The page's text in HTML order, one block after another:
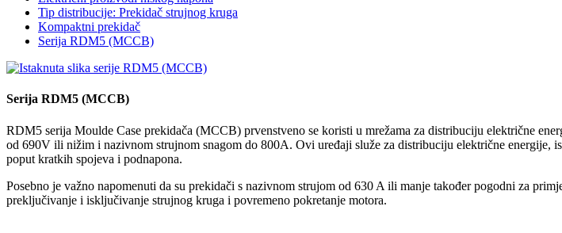
Tip distribucije: Prekidač strujnog kruga
Kompaktni prekidač
Serija RDM5 (MCCB)
Serija RDM5 (MCCB)
RDM5 serija Moulde Case prekidača (MCCB) prvenstveno se koristi u mrežama za distribuciju električne
od 690V ili nižim i nazivnom strujnom snagom do 800A. Ovi uređaji služe za distribuciju električne energije,
poput kratkih spojeva i podnapona.
Posebno je važno napomenuti da su prekidači s nazivnom strujom od 630 A ili manje također pogodni za
preključivanje i isključivanje strujnog kruga i povremeno pokretanje motora.